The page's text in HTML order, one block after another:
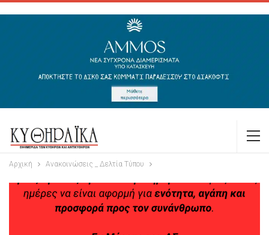
Αρχική Ανακοινώσεις _ Δελτία Τύπου